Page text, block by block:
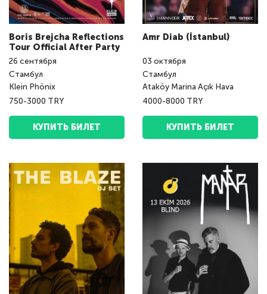
Boris Brejcha Reflections
Tour Official After Party
26 сентября
Стамбул
Klein Phönix
750-3000 TRY
КУПИТЬ БИЛЕТ
Amr Diab (İstanbul)
03 октября
Стамбул
Ataköy Marina Açık Hava
4000-8000 TRY
КУПИТЬ БИЛЕТ